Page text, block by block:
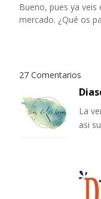
Bueno, pues ya veis
mercado. ¿Qué os
27 Comentarios
La
asi